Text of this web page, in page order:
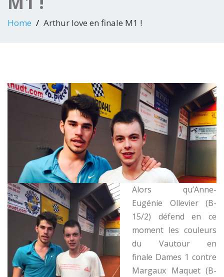
Home Arthur Iove en finale M1 !
Alors qu’Anne-
Eugénie Ollevier (B-
15/2) défend en ce
moment les couleurs
du Vautour en
finale Dames 1 contre
Margaux Maquet (B-